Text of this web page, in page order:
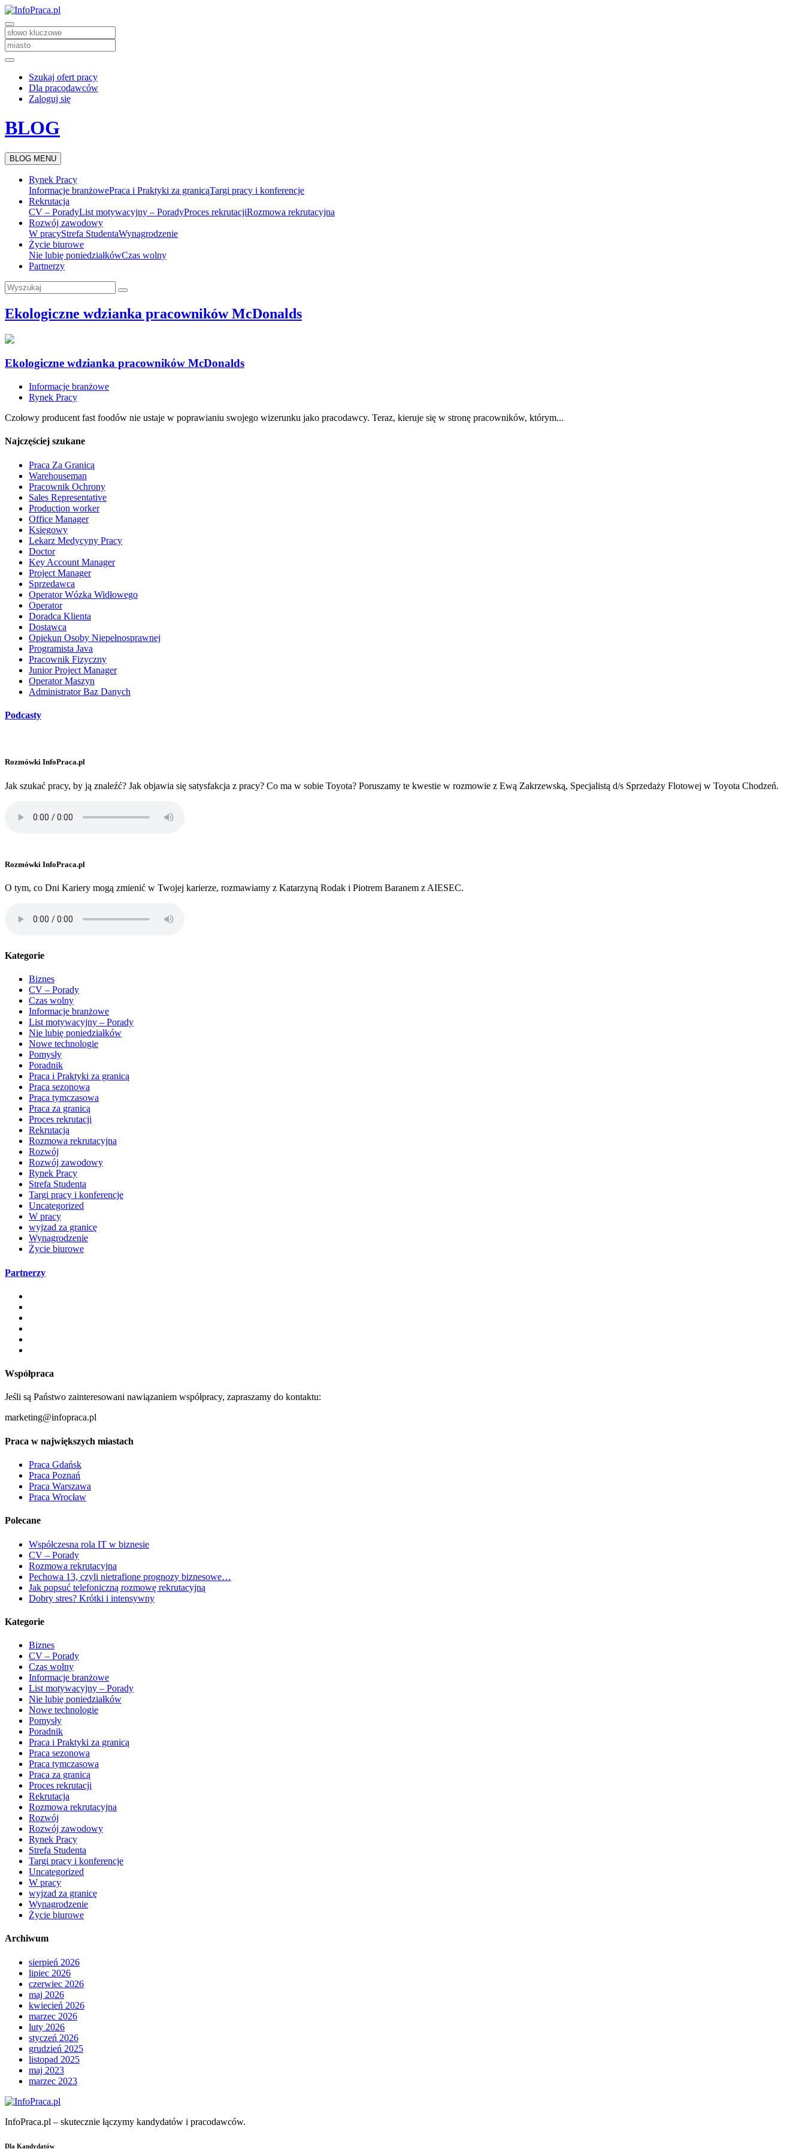
Szukaj ofert pracy
Dla pracodawców
Zaloguj się
BLOG
BLOG MENU
Rynek Pracy
Informacje branżowePraca i Praktyki za granicąTargi pracy i konferencje
Rekrutacja
CV – PoradyList motywacyjny – PoradyProces rekrutacjiRozmowa rekrutacyjna
Rozwój zawodowy
W pracyStrefa StudentaWynagrodzenie
Życie biurowe
Nie lubię poniedziałkówCzas wolny
Partnerzy
Ekologiczne wdzianka pracowników McDonalds
Ekologiczne wdzianka pracowników McDonalds
Informacje branżowe
Rynek Pracy
Czołowy producent fast foodów nie ustaje w poprawianiu swojego wizerunku jako pracodawcy. Teraz, kieruje się w stronę pracowników, którym...
Najczęściej szukane
Praca Za Granicą
Warehouseman
Pracownik Ochrony
Sales Representative
Production worker
Office Manager
Księgowy
Lekarz Medycyny Pracy
Doctor
Key Account Manager
Project Manager
Sprzedawca
Operator Wózka Widłowego
Operator
Doradca Klienta
Dostawca
Opiekun Osoby Niepełnosprawnej
Programista Java
Pracownik Fizyczny
Junior Project Manager
Operator Maszyn
Administrator Baz Danych
Podcasty
Rozmówki InfoPraca.pl
Jak szukać pracy, by ją znaleźć? Jak objawia się satysfakcja z pracy? Co ma w sobie Toyota? Poruszamy te kwestie w rozmowie z Ewą Zakrzewską, Specjalistą d/s Sprzedaży Flotowej w Toyota Chodzeń.
Rozmówki InfoPraca.pl
O tym, co Dni Kariery mogą zmienić w Twojej karierze, rozmawiamy z Katarzyną Rodak i Piotrem Baranem z AIESEC.
Kategorie
Biznes
CV – Porady
Czas wolny
Informacje branżowe
List motywacyjny – Porady
Nie lubię poniedziałków
Nowe technologie
Pomysły
Poradnik
Praca i Praktyki za granicą
Praca sezonowa
Praca tymczasowa
Praca za granicą
Proces rekrutacji
Rekrutacja
Rozmowa rekrutacyjna
Rozwój
Rozwój zawodowy
Rynek Pracy
Strefa Studenta
Targi pracy i konferencje
Uncategorized
W pracy
wyjzad za granicę
Wynagrodzenie
Życie biurowe
Partnerzy
Współpraca
Jeśli są Państwo zainteresowani nawiązaniem współpracy, zapraszamy do kontaktu:
marketing@infopraca.pl
Praca w największych miastach
Praca Gdańsk
Praca Poznań
Praca Warszawa
Praca Wrocław
Polecane
Współczesna rola IT w biznesie
CV – Porady
Rozmowa rekrutacyjna
Pechowa 13, czyli nietrafione prognozy biznesowe…
Jak popsuć telefoniczną rozmowę rekrutacyjną
Dobry stres? Krótki i intensywny
Kategorie
Biznes
CV – Porady
Czas wolny
Informacje branżowe
List motywacyjny – Porady
Nie lubię poniedziałków
Nowe technologie
Pomysły
Poradnik
Praca i Praktyki za granicą
Praca sezonowa
Praca tymczasowa
Praca za granicą
Proces rekrutacji
Rekrutacja
Rozmowa rekrutacyjna
Rozwój
Rozwój zawodowy
Rynek Pracy
Strefa Studenta
Targi pracy i konferencje
Uncategorized
W pracy
wyjzad za granicę
Wynagrodzenie
Życie biurowe
Archiwum
sierpień 2026
lipiec 2026
czerwiec 2026
maj 2026
kwiecień 2026
marzec 2026
luty 2026
styczeń 2026
grudzień 2025
listopad 2025
maj 2023
marzec 2023
InfoPraca.pl – skutecznie łączymy kandydatów i pracodawców.
Dla Kandydatów